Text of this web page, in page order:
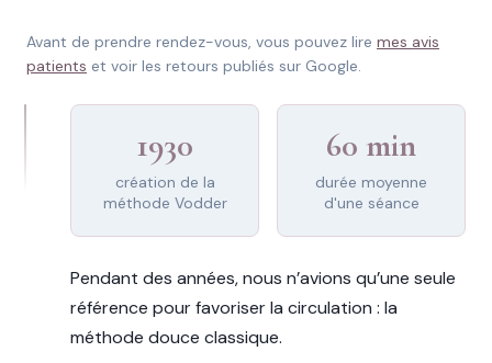
Avant de prendre rendez-vous, vous pouvez lire mes avis
patients et voir les retours publiés sur Google.
1930
création de la
méthode Vodder
60 min
durée moyenne
d'une séance
Pendant des années, nous n’avions qu’une seule
référence pour favoriser la circulation : la
méthode douce classique.